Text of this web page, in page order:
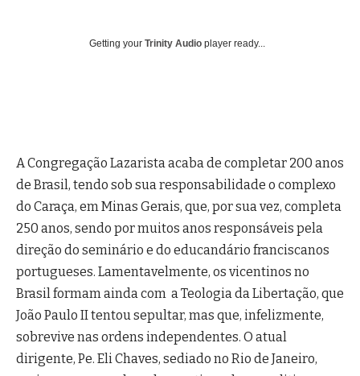
Getting your Trinity Audio player ready...
A Congregação Lazarista acaba de completar 200 anos
de Brasil, tendo sob sua responsabilidade o complexo
do Caraça, em Minas Gerais, que, por sua vez, completa
250 anos, sendo por muitos anos responsáveis pela
direção do seminário e do educandário franciscanos
portugueses. Lamentavelmente, os vicentinos no
Brasil formam ainda com a Teologia da Libertação, que
João Paulo II tentou sepultar, mas que, infelizmente,
sobrevive nas ordens independentes. O atual
dirigente, Pe. Eli Chaves, sediado no Rio de Janeiro,